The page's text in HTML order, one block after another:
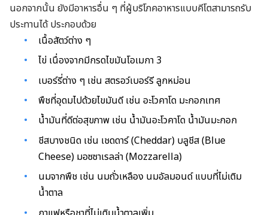
นอกจากนั้น ยังมีอาหารอื่น ๆ ที่ผู้บริโภคอาหารแบบคีโตสามารถรับ
ประทานได้ ประกอบด้วย
เนื้อสัตว์ต่าง ๆ
ไข่ เนื่องจากมีกรดไขมันโอเมกา 3
เบอร์รี่ต่าง ๆ เช่น สตรอว์เบอร์รี ลูกหม่อน
พืชที่อุดมไปด้วยไขมันดี เช่น อะโวคาโด มะกอกเทศ
น้ำมันที่ดีต่อสุขภาพ เช่น น้ำมันอะโวคาโด น้ำมันมะกอก
ชีสบางชนิด เช่น เชดดาร์ (Cheddar) บลูชีส (Blue
Cheese) มอซซาเรลล่า (Mozzarella)
นมจากพืช เช่น นมถั่วเหลือง นมอัลมอนด์ แบบที่ไม่เติม
น้ำตาล